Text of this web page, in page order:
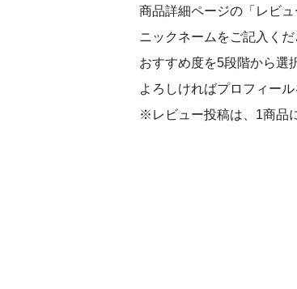
商品詳細ページの「レビ
ニックネームをご記入くだ
おすすめ度を5段階から選
よろしければプロフィール
※レビュー投稿は、1商品